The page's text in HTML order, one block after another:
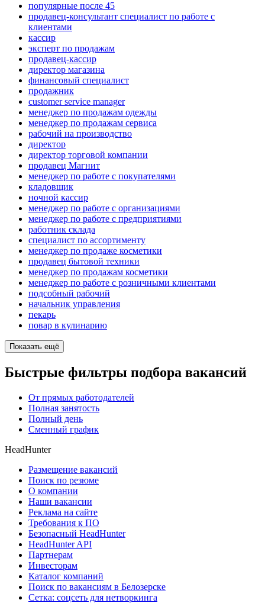
популярные после 45
продавец-консультант специалист по работе с
клиентами
кассир
эксперт по продажам
продавец-кассир
директор магазина
финансовый специалист
продажник
customer service manager
менеджер по продажам одежды
менеджер по продажам сервиса
рабочий на производство
директор
директор торговой компании
продавец Магнит
менеджер по работе с покупателями
кладовщик
ночной кассир
менеджер по работе с организациями
менеджер по работе с предприятиями
работник склада
специалист по ассортименту
менеджер по продаже косметики
продавец бытовой техники
менеджер по продажам косметики
менеджер по работе с розничными клиентами
подсобный рабочий
начальник управления
пекарь
повар в кулинарию
Показать ещё
Быстрые фильтры подбора вакансий
От прямых работодателей
Полная занятость
Полный день
Сменный график
HeadHunter
Размещение вакансий
Поиск по резюме
О компании
Наши вакансии
Реклама на сайте
Требования к ПО
Безопасный HeadHunter
HeadHunter API
Партнерам
Инвесторам
Каталог компаний
Поиск по вакансиям в Белозерске
Сетка: соцсеть для нетворкинга